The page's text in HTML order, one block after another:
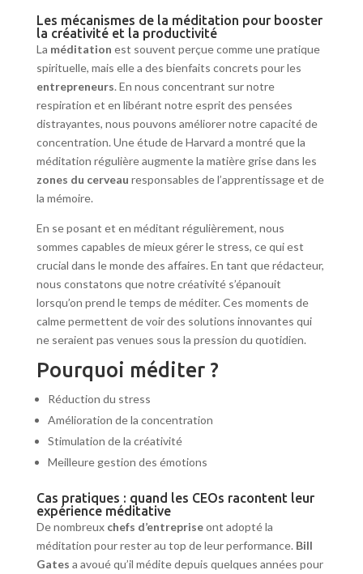
Les mécanismes de la méditation pour booster
la créativité et la productivité
La méditation est souvent perçue comme une pratique
spirituelle, mais elle a des bienfaits concrets pour les
entrepreneurs. En nous concentrant sur notre
respiration et en libérant notre esprit des pensées
distrayantes, nous pouvons améliorer notre capacité de
concentration. Une étude de Harvard a montré que la
méditation régulière augmente la matière grise dans les
zones du cerveau responsables de l’apprentissage et de
la mémoire.
En se posant et en méditant régulièrement, nous
sommes capables de mieux gérer le stress, ce qui est
crucial dans le monde des affaires. En tant que rédacteur,
nous constatons que notre créativité s’épanouit
lorsqu’on prend le temps de méditer. Ces moments de
calme permettent de voir des solutions innovantes qui
ne seraient pas venues sous la pression du quotidien.
Pourquoi méditer ?
Réduction du stress
Amélioration de la concentration
Stimulation de la créativité
Meilleure gestion des émotions
Cas pratiques : quand les CEOs racontent leur
expérience méditative
De nombreux chefs d’entrepriseont adopté la
méditation pour rester au top de leur performance. Bill
Gates a avoué qu’il médite depuis quelques années pour